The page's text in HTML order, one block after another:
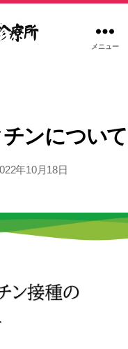
メニュー
ンについて
年10月18日